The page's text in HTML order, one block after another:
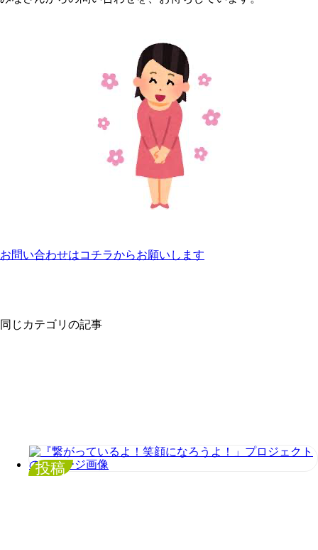
お問い合わせはコチラからお願いします
同じカテゴリの記事
投稿